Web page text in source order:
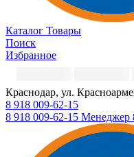
Каталог Товары
Поиск
Избранное
Краснодар, ул.
8 918 009-62-15
8 918 009-62-15 Менеджер